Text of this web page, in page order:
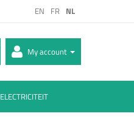
EN FR NL
My account
ELECTRICITEIT